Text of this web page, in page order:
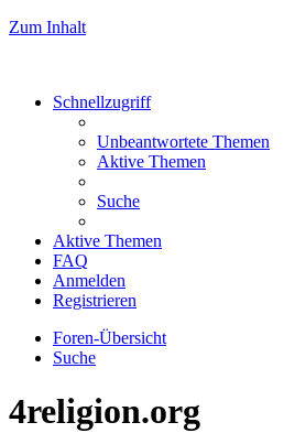
Zum Inhalt
Schnellzugriff
Unbeantwortete Themen
Aktive Themen
Suche
Aktive Themen
FAQ
Anmelden
Registrieren
Foren-Übersicht
Suche
4religion.org